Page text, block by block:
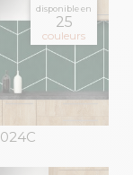
disponible en
25
couleurs